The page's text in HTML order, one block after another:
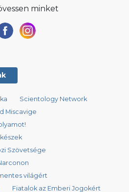
minket
Scientology Network
Miscavige
Szövetsége
világért
Fiatalok az Emberi Jogokért